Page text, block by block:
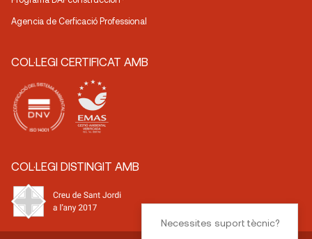
Agencia de Cerficació Professional
COL·LEGI CERTIFICAT AMB
COL·LEGI DISTINGIT AMB
Necessites suport tècnic?